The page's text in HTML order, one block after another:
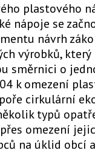
plastového
nápoje se
návrh
výrobků,
směrnici o
k omezení
cirkulární
typů
omezení
na úklid obcí